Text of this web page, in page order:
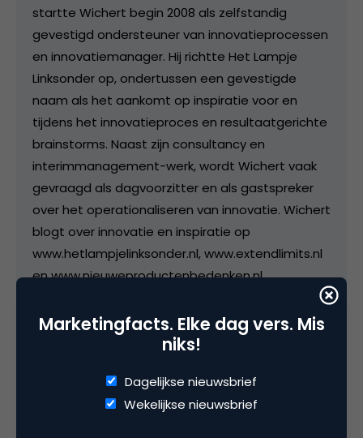
startte Wichert begin 2008 als zelfstandig
gevestigd ondersteuner van innovatieprocessen
en innovatiemanager. Hij richtte Het Lampje
Linksonder op, ondertussen een gevestigde
naam als het aankomt op inspiratie voor en
tijdens het innovatieproces en resultaatgerichte
brainstorms. Naast zijn consultancy en
interimmanagement-werk, wordt Wichert vaak
gevraagd als dagvoorzitter en als gastspreker
over het operationaliseren van innovatie. Wichert
blogt over innovatie en inspiratie op
www.hetlampjelinksonder.nl, www.extendlimits.nl
en www.nieuweproductenbedenken.nl
Marketing Design
Marketingfacts. Elke dag vers. Mis
niks!
Dagelijkse nieuwsbrief
Wekelijkse nieuwsbrief